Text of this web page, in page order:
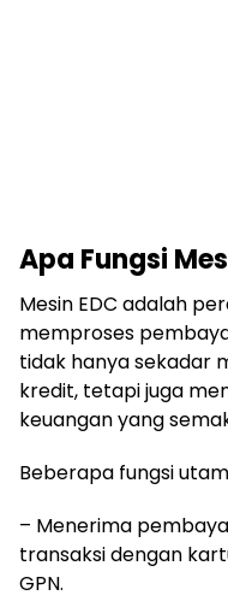
Apa Fungsi
Mesin EDC adalah
memproses
tidak hanya sekadar
kredit, tetapi juga
keuangan yang
Beberapa fungsi
– Menerima
transaksi dengan
GPN.